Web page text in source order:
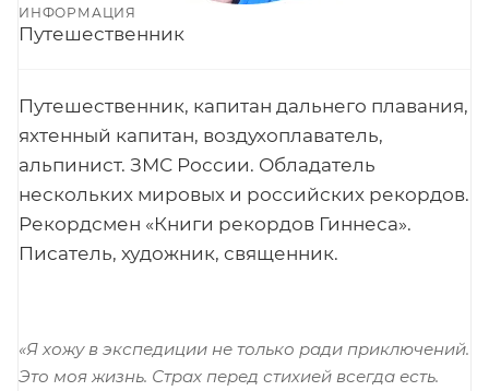
ИНФОРМАЦИЯ
Путешественник
Путешественник, капитан дальнего плавания,
яхтенный капитан, воздухоплаватель,
альпинист. ЗМС России. Обладатель
нескольких мировых и российских рекордов.
Рекордсмен «Книги рекордов Гиннеса».
Писатель, художник, священник.
«Я хожу в экспедиции не только ради приключений.
Это моя жизнь. Страх перед стихией всегда есть.